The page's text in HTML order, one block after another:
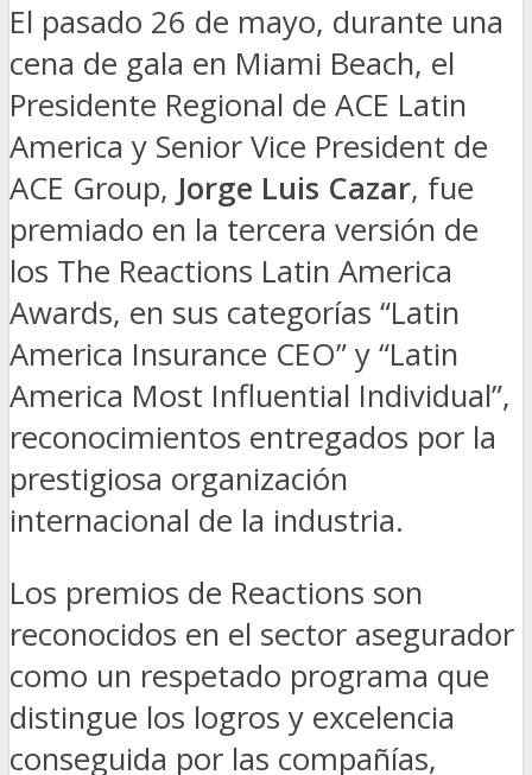
El pasado 26 de mayo, durante una
cena de gala en Miami Beach, el
Presidente Regional de ACE Latin
America y Senior Vice President de
ACE Group, Jorge Luis Cazar, fue
premiado en la tercera versión de
los The Reactions Latin America
Awards, en sus categorías “Latin
America Insurance CEO” y “Latin
America Most Influential Individual”,
reconocimientos entregados por la
prestigiosa organización
internacional de la industria.
Los premios de Reactions son
reconocidos en el sector asegurador
como un respetado programa que
distingue los logros y excelencia
conseguida por las compañías,